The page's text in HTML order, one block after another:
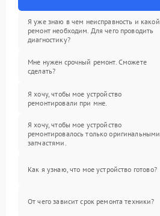
Я уже знаю в чем неисправность и какой
ремонт необходим. Для чего проводить
диагностику?
Мне нужен срочный ремонт. Сможете
сделать?
Я хочу, чтобы мое устройство
ремонтировали при мне.
Я хочу, чтобы мое устройство
ремонтировалось только оригинальными
запчастями.
Как я узнаю, что мое устройство готово?
От чего зависит срок ремонта техники?